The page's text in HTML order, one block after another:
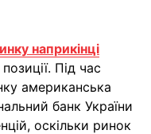
наприкінці
Під час
американська
банк України
оскільки ринок